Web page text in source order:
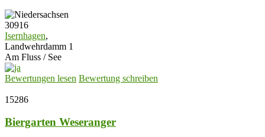
30916
Isernhagen,
Landwehrdamm 1
Am Fluss / See
Bewertungen lesen Bewertung schreiben
15286
Biergarten Weseranger